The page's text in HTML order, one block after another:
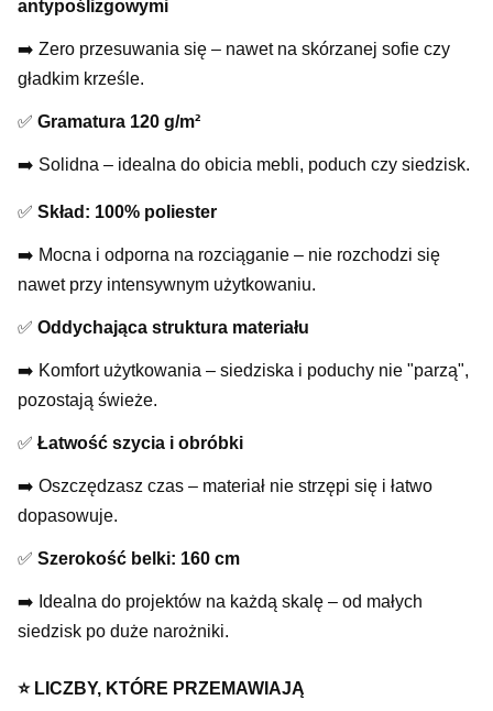
antypoślizgowymi
➡️ Zero przesuwania się – nawet na skórzanej sofie czy
gładkim krześle.
✅ Gramatura 120 g/m²
➡️ Solidna – idealna do obicia mebli, poduch czy siedzisk.
✅ Skład: 100% poliester
➡️ Mocna i odporna na rozciąganie – nie rozchodzi się
nawet przy intensywnym użytkowaniu.
✅ Oddychająca struktura materiału
➡️ Komfort użytkowania – siedziska i poduchy nie "parzą",
pozostają świeże.
✅ Łatwość szycia i obróbki
➡️ Oszczędzasz czas – materiał nie strzępi się i łatwo
dopasowuje.
✅ Szerokość belki: 160 cm
➡️ Idealna do projektów na każdą skalę – od małych
siedzisk po duże narożniki.
⭐️ LICZBY, KTÓRE PRZEMAWIAJĄ